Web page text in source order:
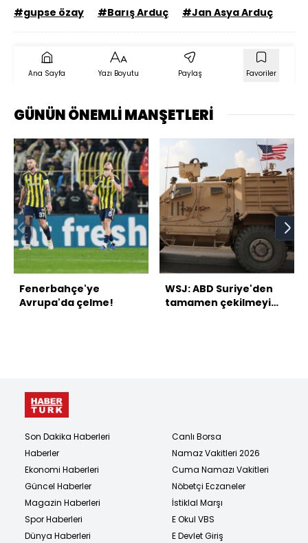
#gupse özay #Barış Arduç #Jan Asya Arduç
Ana Sayfa Yazı Boyutu Paylaş Favoriler
GÜNÜN ÖNEMLİ MANŞETLERİ
Fenerbahçe'ye
Avrupa'da çelme!
WSJ: ABD Suriye'den
tamamen çekilmeyi
Son Dakika Haberleri
Haberler
Ekonomi Haberleri
Güncel Haberler
Magazin Haberleri
Spor Haberleri
Dünya Haberleri
Canlı Borsa
Namaz Vakitleri 2026
Cuma Namazı Vakitleri
Nöbetçi Eczaneler
İstiklal Marşı
E Okul VBS
E Devlet Giriş